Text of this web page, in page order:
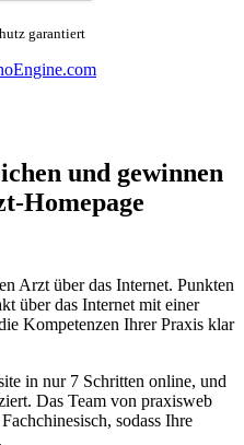
garantiert
und gewinnen
Homepage
Arzt über das Internet. Punkten
über das Internet mit einer
Kompetenzen Ihrer Praxis klar
in nur 7 Schritten online, und
Das Team von praxisweb
sodass Ihre